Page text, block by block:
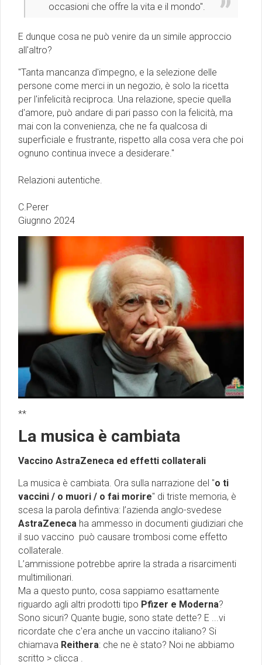
occasioni che offre la vita e il mondo''.
E dunque cosa ne può venire da un simile approccio
all'altro?
''Tanta mancanza d'impegno, e la selezione delle
persone come merci in un negozio, è solo la ricetta
per l'infelicità reciproca. Una relazione, specie quella
d'amore, può andare di pari passo con la felicità, ma
mai con la convenienza, che ne fa qualcosa di
superficiale e frustrante, rispetto alla cosa vera che poi
ognuno continua invece a desiderare."
Relazioni autentiche.
C.Perer
Giugnno 2024
**
La musica è cambiata
Vaccino AstraZeneca ed effetti collaterali
La musica è cambiata. Ora sulla narrazione del "o ti
vaccini / o muori / o fai morire'' di triste memoria, è
scesa la parola defintiva: l’azienda anglo-svedese
AstraZeneca ha ammesso in documenti giudiziari che
il suo vaccino può causare trombosi come effetto
collaterale.
L’ammissione potrebbe aprire la strada a risarcimenti
multimilionari.
Ma a questo punto, cosa sappiamo esattamente
riguardo agli altri prodotti tipo Pfizer e Moderna?
Sono sicuri? Quante bugie, sono state dette? E ...vi
ricordate che c'era anche un vaccino italiano? Si
chiamava Reithera: che ne è stato? Noi ne abbiamo
scritto > clicca .